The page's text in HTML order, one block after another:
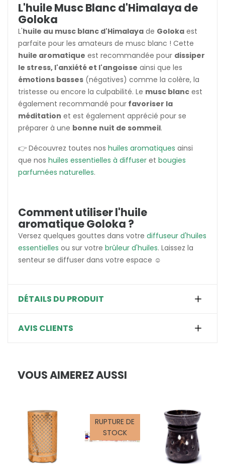
L'huile Musc Blanc d'Himalaya de
Goloka
L'huile au musc blanc d'Himalaya de Goloka est
parfaite pour les amateurs de musc blanc ! Cette
huile aromatique est recommandée pour dissiper
le stress, l'anxiété et l'angoisse ainsi que les
émotions basses (négatives) comme la colère, la
tristesse ou encore la culpabilité. Le musc blanc est
également recommandé pour favoriser la
méditation et est également apprécié pour se
préparer à une bonne nuit de sommeil.
👉 Découvrez toutes nos huiles aromatiques ainsi
que nos huiles essentielles à diffuser et bougies
parfumées naturelles.
Comment utiliser l'huile
aromatique Goloka ?
Versez quelques gouttes dans votre diffuseur d'huiles
essentielles ou sur votre brûleur d'huiles. Laissez la
senteur se diffuser dans votre espace ☺️
DÉTAILS DU PRODUIT
AVIS CLIENTS
VOUS AIMEREZ AUSSI
RUPTURE DE
STOCK